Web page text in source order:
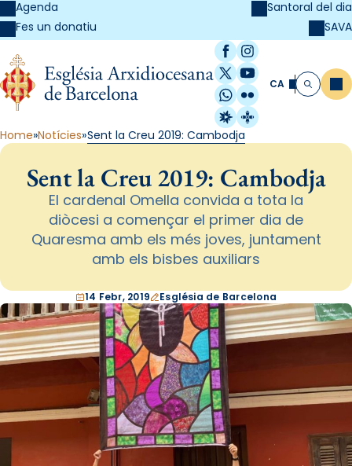
Agenda
Fes un donatiu
Santoral del dia
SAVA
Facebook
Instagram
X / Twitter
YouTube
WhatsApp
Flickr
Radio Estel
Catalunya
CA Cerca
Home Notícies Sent la Creu 2019: Cambodja
Sent la Creu 2019: Cambodja
El cardenal Omella convida a tota la
diòcesi a començar el primer dia de
Quaresma amb els més joves, juntament
amb els bisbes auxiliars
14 Febr, 2019 Església de Barcelona